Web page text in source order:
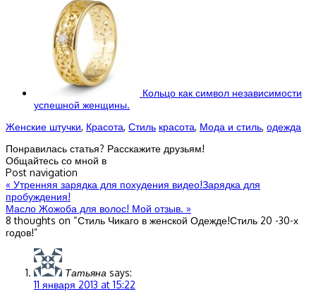
Кольцо как символ независимости
успешной женщины.
Женские штучки, Красота, Стиль красота, Мода и стиль, одежда
Понравилась статья? Расскажите друзьям!
Общайтесь со мной в
Post navigation
« Утренняя зарядка для похудения видео!Зарядка для
пробуждения!
Масло Жожоба для волос! Мой отзыв. »
8 thoughts on “Стиль Чикаго в женской Одежде!Стиль 20 -30-х
годов!”
Татьяна says:
11 января 2013 at 15:22